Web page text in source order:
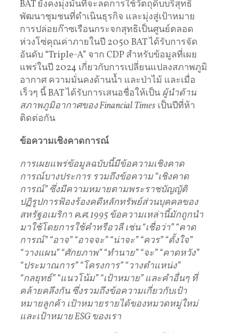
BAT ยังคงมุ่งมั่นที่จะลดการใช้วัตถุดิบบริสุทธิ์
พัฒนาชุมชนที่ดำเนินธุรกิจ และมุ่งสู่เป้าหมาย
การปล่อยก๊าซเรือนกระจกสุทธิเป็นศูนย์ตลอด
ห่วงโซ่คุณค่าภายในปี 2050 BAT ได้รับการจัด
อันดับ “Triple-A” จาก CDP สำหรับข้อมูลที่เผย
แพร่ในปี 2024 เกี่ยวกับการเปลี่ยนแปลงสภาพภูมิ
อากาศ ความมั่นคงด้านน้ำ และป่าไม้ และเมื่อ
เร็วๆ นี้ BAT ได้รับการเสนอชื่อให้เป็น ผู้นำด้าน
สภาพภูมิอากาศของFinancial Times เป็นปีที่ห้า
ติดต่อกัน
ข้อความเชิงคาดการณ์
การเผยแพร่ข้อมูลฉบับนี้มีข้อความเชิงคาด
การณ์บางประการ รวมถึงข้อความ“เชิงคาด
การณ์”ซึ่งมีความหมายตามพระราชบัญญัติ
ปฏิรูปการฟ้องร้องคดีหลักทรัพย์ส่วนบุคคลของ
สหรัฐอเมริกา ค.ศ. 1995 ข้อความเหล่านี้มักถูกนำ
มาใช้โดยการใช้คำหรือวลี เช่น“เชื่อว่า” “คาด
การณ์” “อาจ” “อาจจะ” “น่าจะ” “ควร” “ตั้งใจ”
“วางแผน” “ศักยภาพ” “ทำนาย” “จะ” “คาดหวัง”
“ประมาณการ” “โครงการ” “วางตำแหน่ง”
“กลยุทธ์” “แนวโน้ม” “เป้าหมาย”และคำอื่นๆ ที่
คล้ายคลึงกัน ซึ่งรวมถึงข้อความเกี่ยวกับเป้า
หมายลูกค้า เป้าหมายรายได้ของหมวดหมู่ใหม่
และเป้าหมายESGของเรา